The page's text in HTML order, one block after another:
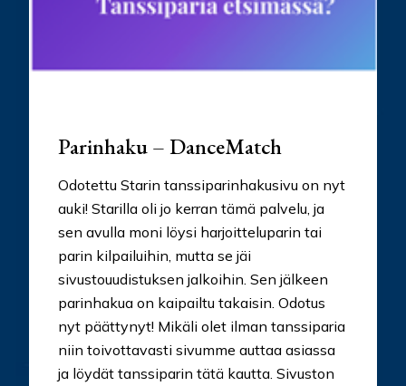
Parinhaku – DanceMatch
Odotettu Starin tanssiparinhakusivu on nyt
auki! Starilla oli jo kerran tämä palvelu, ja
sen avulla moni löysi harjoitteluparin tai
parin kilpailuihin, mutta se jäi
sivustouudistuksen jalkoihin. Sen jälkeen
parinhakua on kaipailtu takaisin. Odotus
nyt päättynyt! Mikäli olet ilman tanssiparia
niin toivottavasti sivumme auttaa asiassa
ja löydät tanssiparin tätä kautta. Sivuston